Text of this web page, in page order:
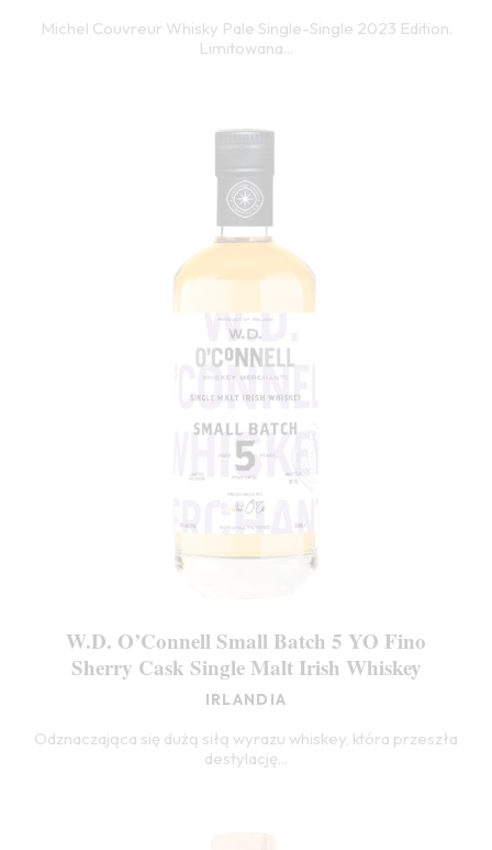
Michel Couvreur Whisky Pale Single-Single 2023 Edition.
Limitowana...
W.D. O’Connell Small Batch 5 YO Fino
Sherry Cask Single Malt Irish Whiskey
IRLANDIA
Odznaczająca się dużą siłą wyrazu whiskey, która przeszła
destylację...